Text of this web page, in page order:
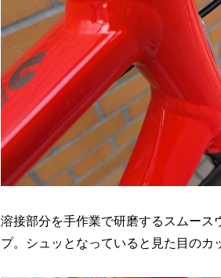
溶接部分を手作業で研磨するスムー
プ。シュッとなっていると見た目のカ